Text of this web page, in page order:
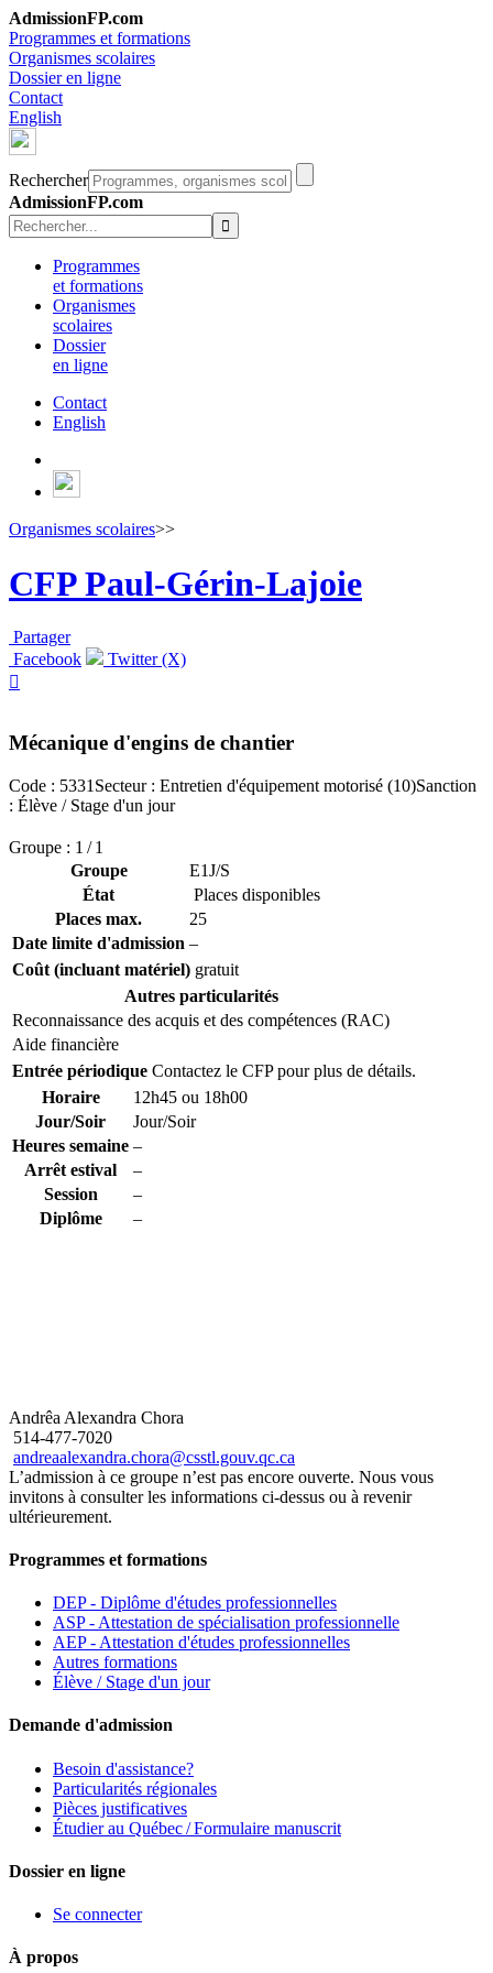
AdmissionFP.com
Programmes et formations
Organismes scolaires
Dossier en ligne
Contact
English
Rechercher
AdmissionFP.com
Programmes
et formations
Organismes
scolaires
Dossier
en ligne
Contact
English
Organismes scolaires>>
CFP Paul-Gérin-Lajoie
Partager
Facebook
Twitter (X)

Mécanique d'engins de chantier
Code : 5331 Secteur : Entretien d'équipement motorisé (10)Sanction
: Élève / Stage d'un jour
Groupe : 1 / 1
Groupe
E1J/S
État
Places disponibles
Places max.
25
Date limite d'admission –
Coût (incluant matériel) gratuit
Autres particularités
Reconnaissance des acquis et des compétences (RAC)
Aide financière
Entrée périodique Contactez le CFP pour plus de détails.
Horaire
12h45 ou 18h00
Jour/Soir
Jour/Soir
Heures semaine –
Arrêt estival
–
Session
–
Diplôme
–
Andrêa Alexandra Chora
514-477-7020
andreaalexandra.chora@csstl.gouv.qc.ca
L’admission à ce groupe n’est pas encore ouverte. Nous vous
invitons à consulter les informations ci-dessus ou à revenir
ultérieurement.
Programmes et formations
DEP - Diplôme d'études professionnelles
ASP - Attestation de spécialisation professionnelle
AEP - Attestation d'études professionnelles
Autres formations
Élève / Stage d'un jour
Demande d'admission
Besoin d'assistance?
Particularités régionales
Pièces justificatives
Étudier au Québec / Formulaire manuscrit
Dossier en ligne
Se connecter
À propos